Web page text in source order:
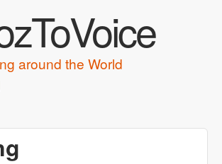
around the World